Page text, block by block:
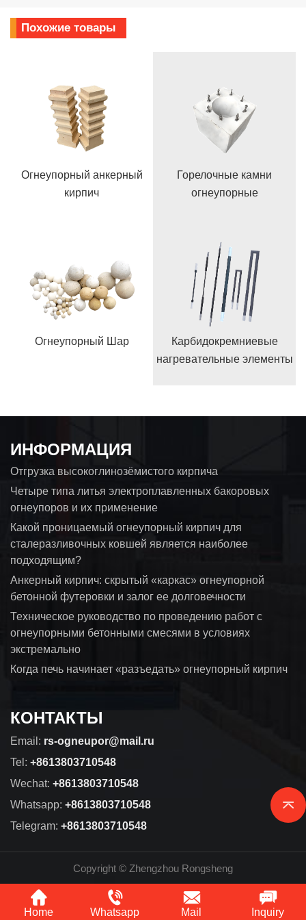
Похожие товары
Огнеупорный анкерный
кирпич
Горелочные камни
огнеупорные
Огнеупорный Шар
Карбидокремниевые
нагревательные элементы
ИНФОРМАЦИЯ
Отгрузка высокоглинозёмистого кирпича
Четыре типа литья электроплавленных бакоровых
огнеупоров и их применение
Какой проницаемый огнеупорный кирпич для
сталеразливочных ковшей является наиболее
подходящим?
Анкерный кирпич: скрытый «каркас» огнеупорной
бетонной футеровки и залог ее долговечности
Техническое руководство по проведению работ с
огнеупорными бетонными смесями в условиях
экстремально
Когда печь начинает «разъедать» огнеупорный кирпич
КОНТАКТЫ
Email: rs-ogneupor@mail.ru
Tel: +8613803710548
Wechat: +8613803710548
Whatsapp: +8613803710548
Telegram: +8613803710548
Copyright © Zhengzhou Rongsheng
Home Whatsapp Mail Inquiry